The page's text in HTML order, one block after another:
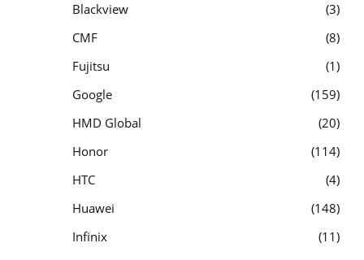
Blackview
3
CMF
8
Fujitsu
1
Google
159
HMD Global
20
Honor
114
HTC
4
Huawei
148
Infinix
11